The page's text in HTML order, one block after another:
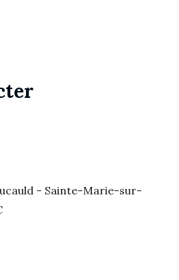
- Sainte-Marie-sur-